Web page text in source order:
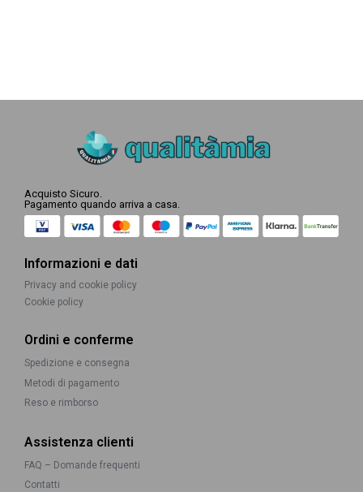
Acquisto Sicuro.
Pagamento quando arriva a casa.
Informazioni e dati
Privacy and cookie policy
Cookie policy
Ordini e conferme
Spedizione e consegna
Metodi di pagamento
Reso e rimborso
Assistenza clienti
FAQ – Domande frequenti
Contatti